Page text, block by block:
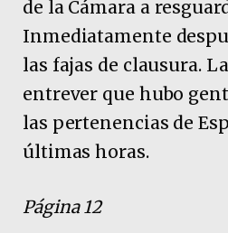
de la Cámara a
Inmediatamente
las fajas de clausura.
entrever que hubo
las pertenencias de
últimas horas.
Página 12